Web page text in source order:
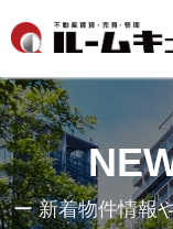
ー 新着物件情報